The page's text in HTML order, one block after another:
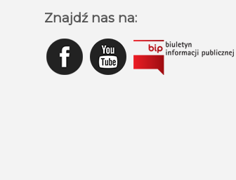
Znajdź nas na: